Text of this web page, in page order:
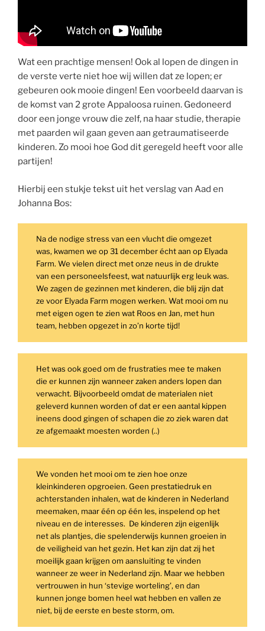
Wat een prachtige mensen! Ook al lopen de dingen in
de verste verte niet hoe wij willen dat ze lopen; er
gebeuren ook mooie dingen! Een voorbeeld daarvan is
de komst van 2 grote Appaloosa ruinen. Gedoneerd
door een jonge vrouw die zelf, na haar studie, therapie
met paarden wil gaan geven aan getraumatiseerde
kinderen. Zo mooi hoe God dit geregeld heeft voor alle
partijen!
Hierbij een stukje tekst uit het verslag van Aad en
Johanna Bos:
Na de nodige stress van een vlucht die omgezet
was, kwamen we op 31 december écht aan op Elyada
Farm. We vielen direct met onze neus in de drukte
van een personeelsfeest, wat natuurlijk erg leuk was.
We zagen de gezinnen met kinderen, die blij zijn dat
ze voor Elyada Farm mogen werken. Wat mooi om nu
met eigen ogen te zien wat Roos en Jan, met hun
team, hebben opgezet in zo’n korte tijd!
Het was ook goed om de frustraties mee te maken
die er kunnen zijn wanneer zaken anders lopen dan
verwacht. Bijvoorbeeld omdat de materialen niet
geleverd kunnen worden of dat er een aantal kippen
ineens dood gingen of schapen die zo ziek waren dat
ze afgemaakt moesten worden (..)
We vonden het mooi om te zien hoe onze
kleinkinderen opgroeien. Geen prestatiedruk en
achterstanden inhalen, wat de kinderen in Nederland
meemaken, maar één op één les, inspelend op het
niveau en de interesses. De kinderen zijn eigenlijk
net als plantjes, die spelenderwijs kunnen groeien in
de veiligheid van het gezin. Het kan zijn dat zij het
moeilijk gaan krijgen om aansluiting te vinden
wanneer ze weer in Nederland zijn. Maar we hebben
vertrouwen in hun ‘stevige worteling’, en dan
kunnen jonge bomen heel wat hebben en vallen ze
niet, bij de eerste en beste storm, om.